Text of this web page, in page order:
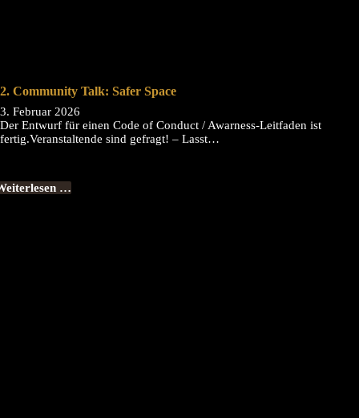
2. Community Talk: Safer Space
3. Februar 2026
Der Entwurf für einen Code of Conduct / Awarness-Leitfaden ist
fertig.Veranstaltende sind gefragt! – Lasst…
…